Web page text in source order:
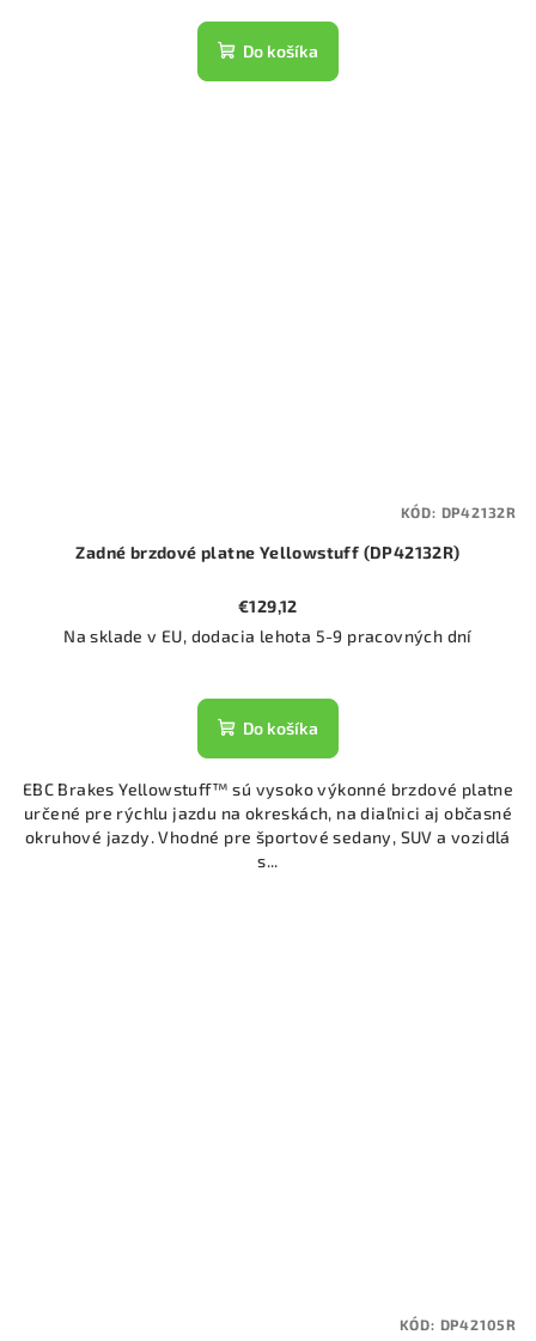
Do košíka
Zadné brzdové platne Yellowstuff (DP42132R)
€129,12
Na sklade v EU, dodacia lehota 5-9 pracovných dní
Do košíka
EBC Brakes Yellowstuff™ sú vysoko výkonné brzdové platne
určené pre rýchlu jazdu na okreskách, na diaľnici aj občasné
okruhové jazdy. Vhodné pre športové sedany, SUV a vozidlá
s...
KÓD: DP42132R
KÓD: DP42105R